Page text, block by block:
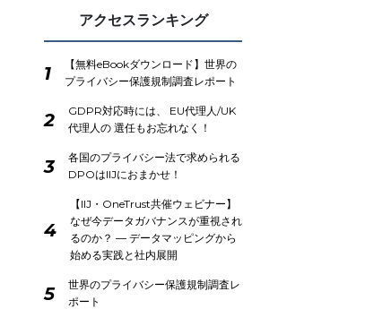
アクセスランキング
1
【無料eBookダウンロード】世界の
プライバシー保護規制調査レポート
2
GDPR対応時には、 EU代理人/UK
代理人の 選任もお忘れなく！
3
各国のプライバシー法で求められる
DPOはIIJにおまかせ！
4
【IIJ・OneTrust共催ウェビナー】
なぜ今データガバナンスが重視され
るのか？ ― データマッピングから
始める実践と社内展開
5
世界のプライバシー保護規制調査レ
ポート